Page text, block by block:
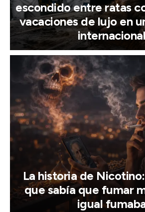
escondido entre ratas
vacaciones de lujo en
La historia de
que sabía que fumar
igual